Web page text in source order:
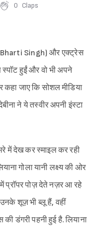
0 Claps
Bharti Singh) और एक्ट्रेस
हुईं और वो भी अपने
जाए कि सोशल मीडिया
ने ये तस्वीर अपनी इंस्टा
में देख कर स्माइल कर रही
गोला यानी लक्ष्य की ओर
प्रॉपर पोज़ देते नज़र आ रहे
शूज़ भी ब्लू हैं, वहीं
की डंगरी पहनी हुई है. लियाना